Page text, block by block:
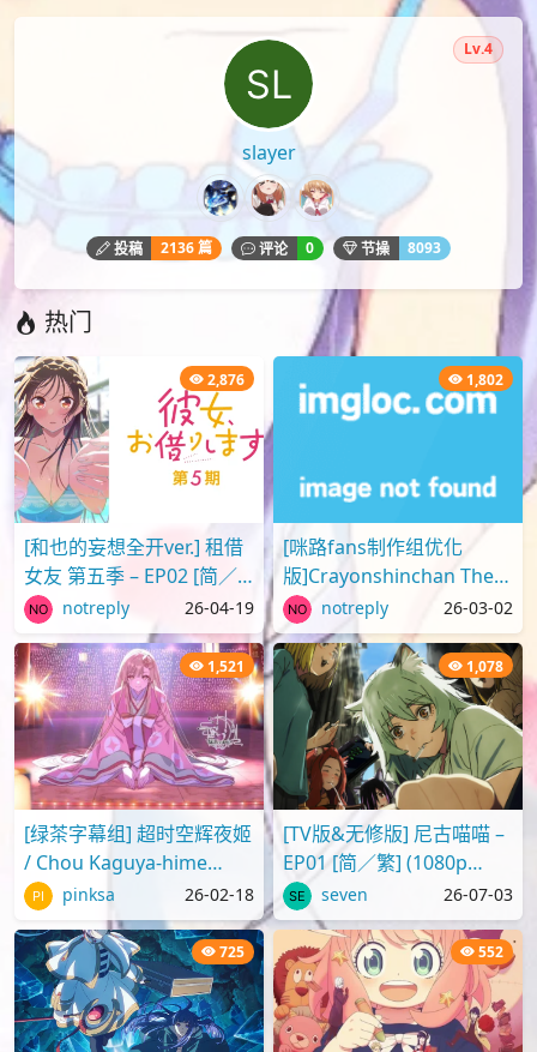
slayer
Lv.4
投稿 2136 篇 评论 0 节操 8093
热门
2,876
[和也的妄想全开ver.] 租借
女友 第五季 – EP02 [简／
繁] (1080p H.264 AAC
SRTx2) {出租女友 | 彼..
notreply 26-04-19
1,802
[咪路fans制作组优化
版]Crayonshinchan The
Movie 2025 蜡笔小新剧场
版2025 超华丽！灼热的春
日部舞者们[..
notreply 26-03-02
1,521
[绿茶字幕组] 超时空辉夜姬
/ Chou Kaguya-hime
[Movie][WebRip][1080p]
[简繁日内封]
pinksa 26-02-18
1,078
[TV版&无修版] 尼古喵喵 –
EP01 [简／繁] (1080p
H.264 AAC SRTx2) {Yani
Neko | ヤニねこ | C..
seven 26-07-03
725 552